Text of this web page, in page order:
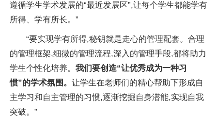
遵循学生学术发展的“最近发展区”,让每个学生都能学有
所得、学有所长。”
“要实现学有所得,秘钥就是走心的管理配套。合理
的管理框架,细微的管理流程,深入的管理手段,都将助力
学生个性化培养。 我们要创造“让优秀成为一种习
惯”的学术氛围。 让学生在老师们的精心帮助下形成自
主学习和自主管理的习惯,逐渐挖掘自身潜能,实现自我
突破。”